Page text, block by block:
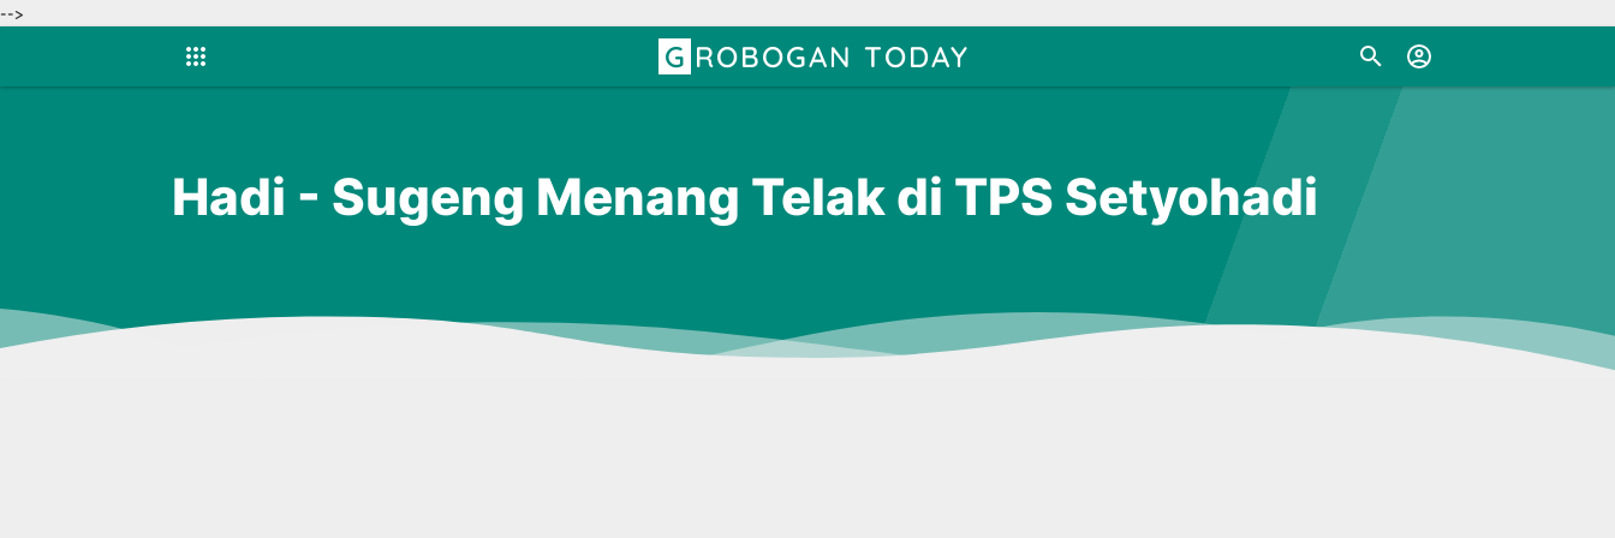
-->
GROBOGAN TODAY
Hadi - Sugeng Menang Telak di TPS Setyohadi